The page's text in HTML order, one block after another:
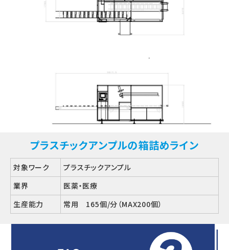
プラスチックアンプルの箱詰めライン
対象ワーク
プラスチックアンプル
業界
医薬・医療
生産能力
常用 165個/分（MAX200個）